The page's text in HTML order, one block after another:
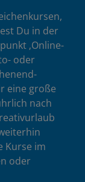
Du in der
‚Online-
oder
eine große
nach
Kurse im
oder